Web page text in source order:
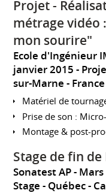
Projet -
métrage vidéo
mon sourire"
Ecole d'Ingénieur
janvier 2015
sur-Marne
France
Matériel de
Prise de son :
Montage & post-
Stage de fin de
Sonatest AP
Stage
Québec